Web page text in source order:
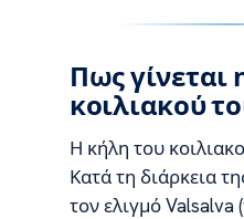
Πως γίνεται
κοιλιακού
Η κήλη του
Κατά τη διάρκεια
τον ελιγμό Valsalva